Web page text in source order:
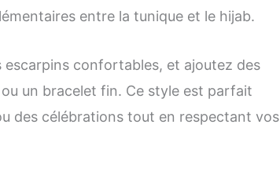
entre la tunique et le hijab.
escarpins confortables, et ajoutez des
un bracelet fin. Ce style est parfait
des célébrations tout en respectant vos